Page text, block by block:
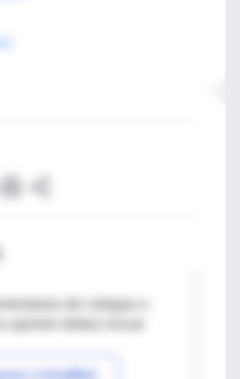
de colegas o
a IntraMed